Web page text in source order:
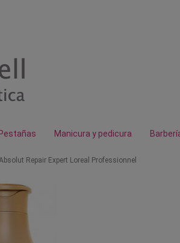
Pestañas Manicura y pedicura
Repair Expert Loreal Professionnel